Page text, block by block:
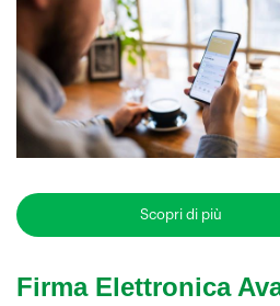
Scopri di più
Firma Elettronica